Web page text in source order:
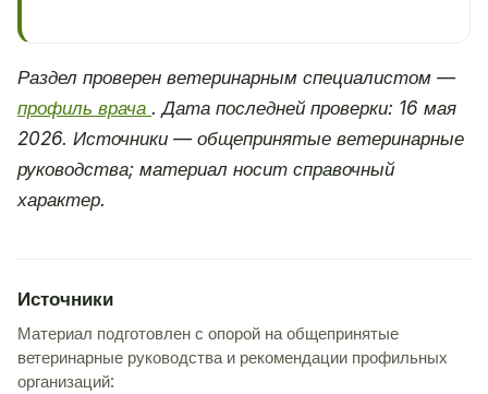
Раздел проверен ветеринарным специалистом —
профиль врача . Дата последней проверки: 16 мая
2026. Источники — общепринятые ветеринарные
руководства; материал носит справочный
характер.
Источники
Материал подготовлен с опорой на общепринятые
ветеринарные руководства и рекомендации профильных
организаций: